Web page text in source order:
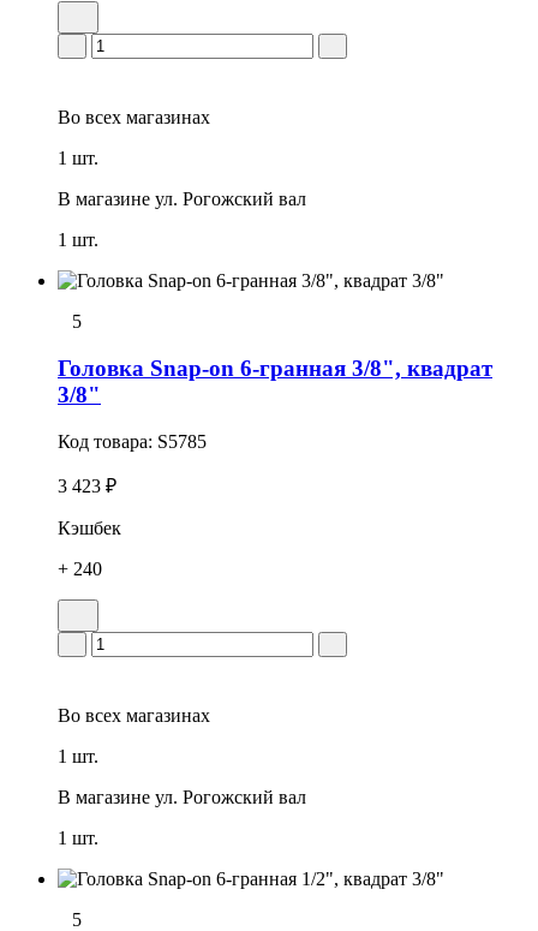
Во всех магазинах
1 шт.
В магазине ул. Рогожский вал
1 шт.
5
Головка Snap-on 6-гранная 3/8", квадрат
3/8"
Код товара: S5785
3 423 ₽
Кэшбек
+ 240
Во всех магазинах
1 шт.
В магазине ул. Рогожский вал
1 шт.
5